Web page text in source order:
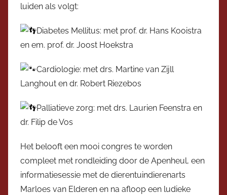
e
v
o
r
i
r
luiden als volgt:
Diabetes Mellitus: met prof. dr. Hans Kooistra
en em. prof. dr. Joost Hoekstra
Cardiologie: met drs. Martine van Zijll
Langhout en dr. Robert Riezebos
Palliatieve zorg: met drs. Laurien Feenstra en
dr. Filip de Vos
Het belooft een mooi congres te worden
compleet met rondleiding door de Apenheul, een
informatiesessie met de dierentuindierenarts
Marloes van Elderen en na afloop een ludieke